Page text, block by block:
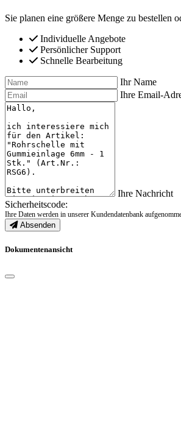
Sie planen eine größere Menge zu bestellen
Individuelle Angebote
Persönlicher Support
Schnelle Bearbeitung
Ihr Name
Ihre Email-
Ihre Nachricht
Sicherheitscode:
Ihre Daten werden in unserer Kundendatenbank
Absenden
Dokumentenansicht